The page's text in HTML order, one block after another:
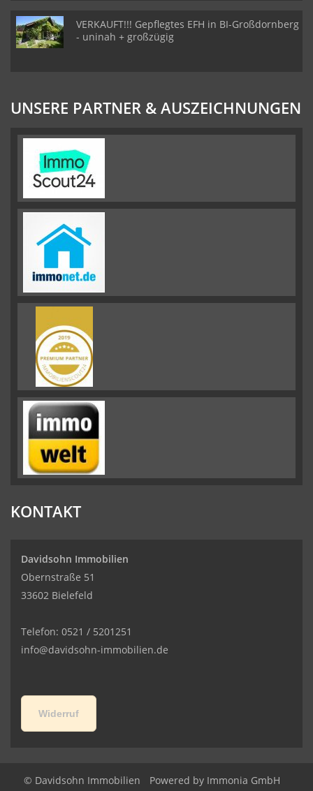
VERKAUFT!!! Gepflegtes EFH in BI-Großdornberg
- uninah + großzügig
UNSERE PARTNER & AUSZEICHNUNGEN
KONTAKT
Davidsohn Immobilien
Obernstraße 51
33602 Bielefeld
Telefon: 0521 / 5201251
info@davidsohn-immobilien.de
Widerruf
© Davidsohn Immobilien Powered by Immonia GmbH